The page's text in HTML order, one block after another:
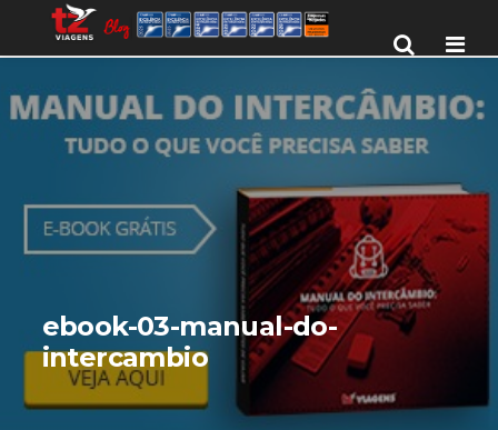
ebook-03-manual-do-
intercambio